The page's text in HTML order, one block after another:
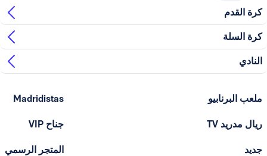
كرة القدم
كرة السلة
النادي
ملعب البرنابيو
ريال مدريد TV
جديد
Madridistas
جناح VIP
المتجر الرسمي